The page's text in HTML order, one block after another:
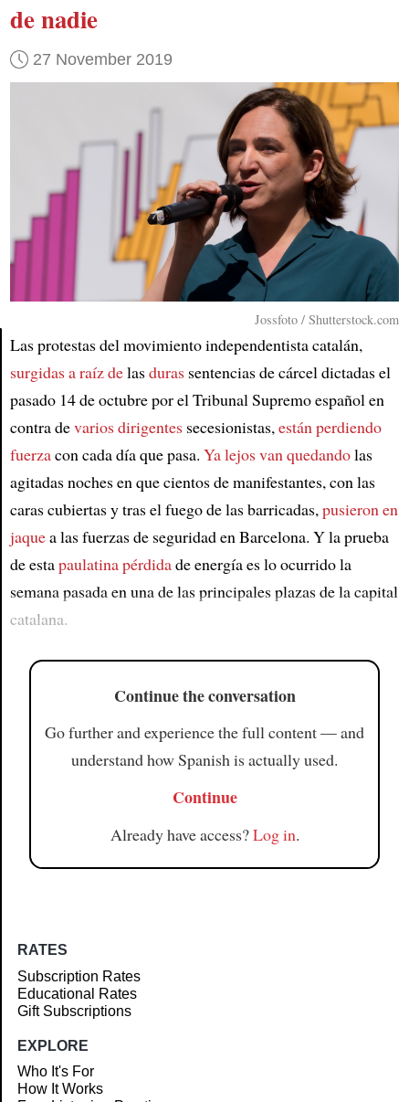
Article
de nadie
27 November 2019
Jossfoto / Shutterstock.com
Las protestas del movimiento independentista catalán,
surgidas a raíz delasdurassentencias de cárcel dictadas el
pasado 14 de octubre por el Tribunal Supremo español en
contra devarios dirigentessecesionistas,están perdiendo
fuerzacon cada día que pasa. Ya lejos van quedandolas
agitadas noches en que cientos de manifestantes, con las
caras cubiertas y tras el fuego de las barricadas,pusieron en
jaquea las fuerzas de seguridad en Barcelona. Y la prueba
de estapaulatina pérdidade energía es lo ocurrido la
semana pasada en una de las principales plazas de la capital
catalana.
Continue the conversation
Go further and experience the full content — and
understand how Spanish is actually used.
Continue
Already have access?Log in.
RATES
Subscription Rates
Educational Rates
Gift Subscriptions
EXPLORE
Who It's For
How It Works